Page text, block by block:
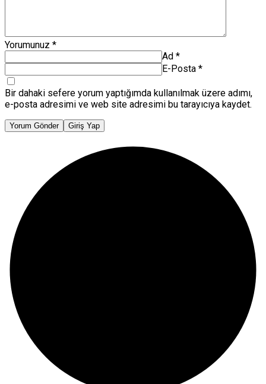
Yorumunuz *
Ad *
E-Posta *
Bir dahaki sefere yorum yaptığımda kullanılmak üzere adımı,
e-posta adresimi ve web site adresimi bu tarayıcıya kaydet.
Yorum Gönder Giriş Yap